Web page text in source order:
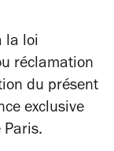
la loi
réclamation
du présent
exclusive